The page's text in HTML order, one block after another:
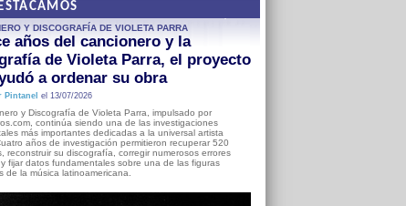
Y DISCOGRAFÍA DE VIOLETA PARRA
años del cancionero y la
de Violeta Parra, el proyecto
a ordenar su obra
Pintanel el 13/07/2026
y Discografía de Violeta Parra, impulsado por
continúa siendo una de las investigaciones
más importantes dedicadas a la universal artista
años de investigación permitieron recuperar 520
reconstruir su discografía, corregir numerosos errores
fijar datos fundamentales sobre una de las figuras
de la música latinoamericana.